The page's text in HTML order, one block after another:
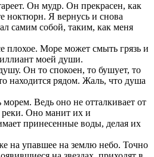
Он мудр. Он прекрасен, как
ноктюрн. Я вернусь и снова
самим собой, таким, как меня
плохое. Море может смыть грязь и
моей души.
Он то спокоен, то бушует, то
находится рядом. Жаль, что душа
морем. Ведь оно не отталкивает от
реки. Оно манит их и
принесенные воды, делая их
на упавшее на землю небо. Точно